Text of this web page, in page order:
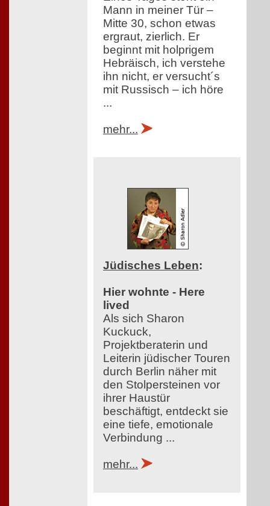
Mann in meiner Tür –
Mitte 30, schon etwas
ergraut, zierlich. Er
beginnt mit holprigem
Hebräisch, ich verstehe
ihn nicht, er versucht´s
mit Russisch – ich höre
...
mehr...
Jüdisches Leben:
Hier wohnte - Here
lived
Als sich Sharon
Kuckuck,
Projektberaterin und
Leiterin jüdischer Touren
durch Berlin näher mit
den Stolpersteinen vor
ihrer Haustür
beschäftigt, entdeckt sie
eine tiefe, emotionale
Verbindung ...
mehr...